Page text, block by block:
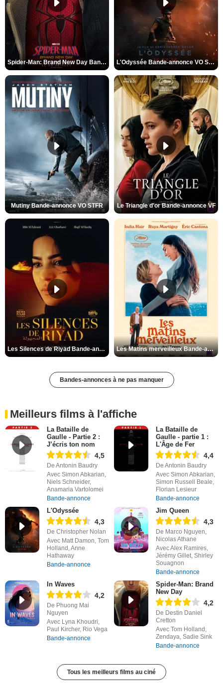
Spider-Man: Brand New Day Bande-annonce VO STFR L'Odyssée Bande-annonce VO STFR
Mutiny Bande-annonce VO STFR Le Triangle d'or Bande-annonce VF
Les Silences de Riyad Bande-annonce VO STFR Les Matins merveilleux Bande-annonce VF
Bandes-annonces à ne pas manquer
Meilleurs films à l'affiche
La Bataille de
Gaulle - Partie 2 :
J’écris ton nom
4,5
De Antonin Baudry
Avec Simon Abkarian,
Niels Schneider,
Anamaria Vartolomei
Bande-annonce
La Bataille de
Gaulle - partie 1 :
L'Âge de Fer
4,4
De Antonin Baudry
Avec Simon Abkarian,
Simon Russell Beale,
Florian Lesieur
Bande-annonce
L'Odyssée
4,3
De Christopher Nolan
Avec Matt Damon, Tom
Holland, Anne
Hathaway
Bande-annonce
Jim Queen
4,3
De Marco Nguyen,
Nicolas Athane
Avec Alex Ramires,
Jérémy Gillet, Shirley
Souagnon
Bande-annonce
In Waves
4,2
De Phuong Mai
Nguyen
Avec Lyna Khoudri,
Paul Kircher, Rio Vega
Bande-annonce
Spider-Man: Brand
New Day
4,2
De Destin Daniel
Cretton
Avec Tom Holland,
Zendaya, Sadie Sink
Bande-annonce
Tous les meilleurs films au ciné